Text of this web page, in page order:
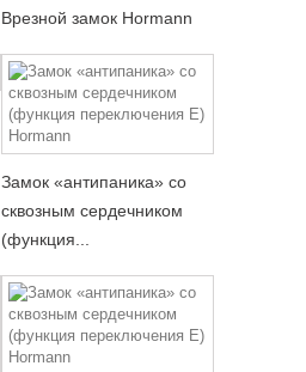
Врезной замок Hormann
Замок «антипаника» со
сквозным сердечником
(функция...